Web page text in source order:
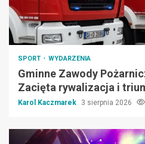
SPORT WYDARZENIA
Gminne Zawody
Zacięta rywalizacja i
Karol Kaczmarek 3 sierpnia 2026